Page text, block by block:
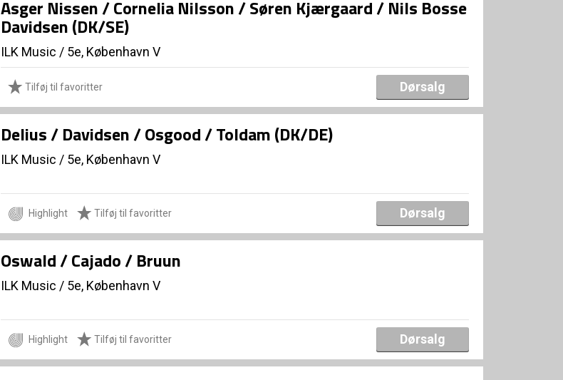
Asger Nissen / Cornelia Nilsson / Søren Kjærgaard / Nils Bosse
Davidsen (DK/SE)
ILK Music / 5e, København V
Tilføj til favoritter Dørsalg
Delius / Davidsen / Osgood / Toldam (DK/DE)
ILK Music / 5e, København V
Highlight Tilføj til favoritter Dørsalg
Oswald / Cajado / Bruun
ILK Music / 5e, København V
Highlight Tilføj til favoritter Dørsalg